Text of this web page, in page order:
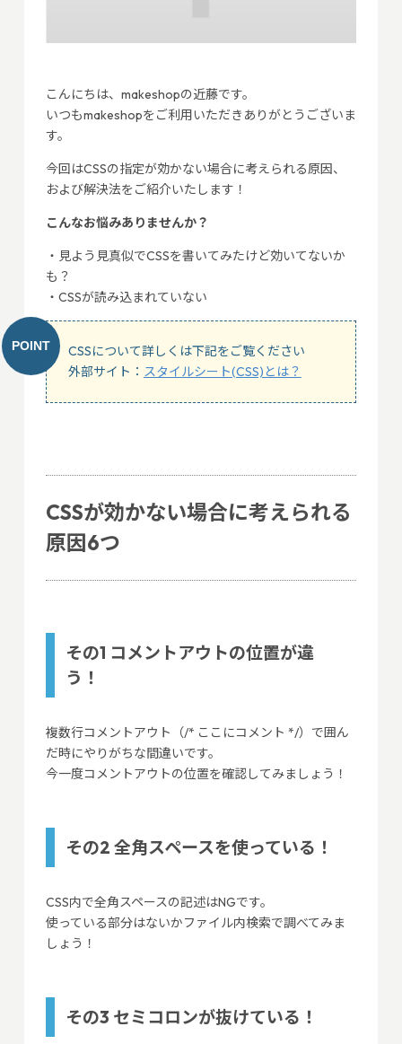
こんにちは、makeshopの近藤です。
いつもmakeshopをご利用いただきありがとうございま
す。
今回はCSSの指定が効かない場合に考えられる原因、
および解決法をご紹介いたします！
こんなお悩みありませんか？
・見よう見真似でCSSを書いてみたけど効いてないか
も？
・CSSが読み込まれていない
CSSについて詳しくは下記をご覧ください
外部サイト： スタイルシート(CSS)とは？
CSSが効かない場合に考えられる
原因6つ
その1 コメントアウトの位置が違
う！
複数行コメントアウト（/* ここにコメント */）で囲ん
だ時にやりがちな間違いです。
今一度コメントアウトの位置を確認してみましょう！
その2 全角スペースを使っている！
CSS内で全角スペースの記述はNGです。
使っている部分はないかファイル内検索で調べてみま
しょう！
その3 セミコロンが抜けている！